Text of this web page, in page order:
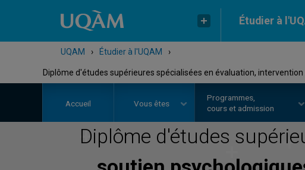
Étudier à
UQAM › Étudier à l'UQAM ›
Diplôme d'études supérieures spécialisées en évaluation,
Accueil Vous êtes
Programmes,
cours et admission
Diplôme d'études